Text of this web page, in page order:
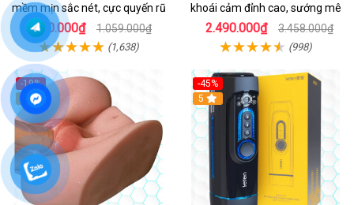
mềm mịn sắc nét, cực quyến rũ
720.000₫ 1.059.000₫
(1,638)
khoái cảm đỉnh cao, sướng mê
2.490.000₫ 3.458.000₫
(998)
-19%
Hot
-45%
Hot
5